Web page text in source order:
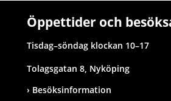
Öppettider och
Tisdag–söndag klockan 10–17
Tolagsgatan 8, Nyköping
Besöksinformation